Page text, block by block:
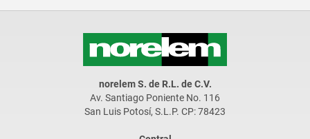
norelem S. de R.L. de C.V.
Av. Santiago Poniente No. 116
San Luis Potosí, S.L.P. CP: 78423